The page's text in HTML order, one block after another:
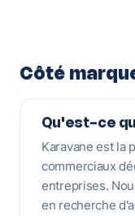
Côté
Qu'est-ce
Karavane est la
commerciaux
entreprises.
en recherche